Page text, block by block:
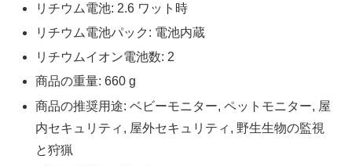
リチウム電池: 2.6 ワット時
リチウム電池パック: 電池内蔵
リチウムイオン電池数: 2
商品の重量: 660 g
商品の推奨用途: ベビーモニター, ペットモニター, 屋
内セキュリティ, 屋外セキュリティ, 野生生物の監視
と狩猟